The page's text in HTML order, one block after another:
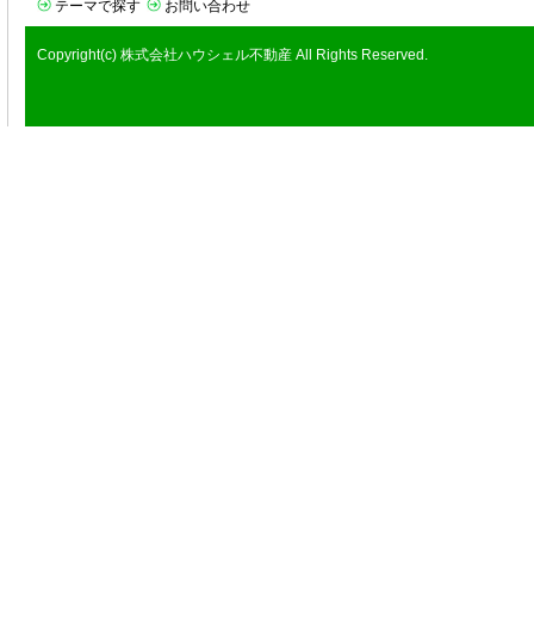
テーマで探す お問い合わせ
Copyright(c) 株式会社ハウシェル不動産 All Rights Reserved.